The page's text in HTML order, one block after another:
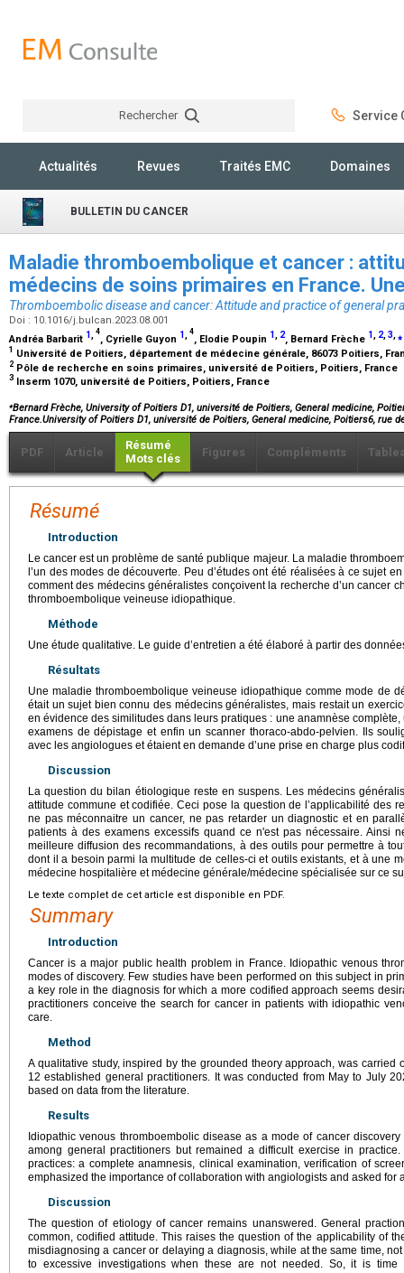
Rechercher Service
Actualités Revues Traités EMC Domaines
BULLETIN DU CANCER
Maladie thromboembolique et cancer :
médecins de soins primaires en France.
Thromboembolic disease and cancer: Attitude and practice of general
Doi : 10.1016/j.bulcan.2023.08.001
Andréa Barbarit 1, 4
, Cyrielle Guyon 1, 4
, Elodie Poupin 1, 2, Bernard Frèche 1, 2,3,⁎
1 Université de Poitiers, département de médecine générale, 86073 Poitiers,
2 Pôle de recherche en soins primaires, université de Poitiers, Poitiers, France
3 Inserm 1070, université de Poitiers, Poitiers, France
⁎Bernard Frèche, University of Poitiers D1, université de Poitiers, General medicine,
France.University of Poitiers D1, université de Poitiers, General medicine, Poitiers6, rue
PDF Article
Résumé
Mots clés
Figures Compléments
Résumé
Introduction
Le cancer est un problème de santé publique majeur. La maladie
l’un des modes de découverte. Peu d’études ont été réalisées à ce sujet
comment des médecins généralistes conçoivent la recherche d’un cancer
thromboembolique veineuse idiopathique.
Méthode
Une étude qualitative. Le guide d’entretien a été élaboré à partir des
Résultats
Une maladie thromboembolique veineuse idiopathique comme mode de
était un sujet bien connu des médecins généralistes, mais restait un
en évidence des similitudes dans leurs pratiques : une anamnèse
examens de dépistage et enfin un scanner thoraco-abdo-pelvien. Ils
avec les angiologues et étaient en demande d’une prise en charge plus
Discussion
La question du bilan étiologique reste en suspens. Les médecins
attitude commune et codifiée. Ceci pose la question de l’applicabilité des
ne pas méconnaitre un cancer, ne pas retarder un diagnostic et en
patients à des examens excessifs quand ce n'est pas nécessaire. Ainsi
meilleure diffusion des recommandations, à des outils pour permettre à
dont il a besoin parmi la multitude de celles-ci et outils existants, et à une
médecine hospitalière et médecine générale/médecine spécialisée sur ce
Le texte complet de cet article est disponible en PDF.
Summary
Introduction
Cancer is a major public health problem in France. Idiopathic venous
modes of discovery. Few studies have been performed on this subject in
a key role in the diagnosis for which a more codified approach seems
practitioners conceive the search for cancer in patients with idiopathic
care.
Method
A qualitative study, inspired by the grounded theory approach, was carried
12 established general practitioners. It was conducted from May to July
based on data from the literature.
Results
Idiopathic venous thromboembolic disease as a mode of cancer
among general practitioners but remained a difficult exercise in
practices: a complete anamnesis, clinical examination, verification of
emphasized the importance of collaboration with angiologists and asked for
Discussion
The question of etiology of cancer remains unanswered. General
common, codified attitude. This raises the question of the applicability of
misdiagnosing a cancer or delaying a diagnosis, while at the same time,
to excessive investigations when these are not needed. So, it is